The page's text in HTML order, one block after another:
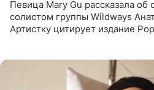
Певица Mary Gu рассказала
солистом группы Wildways
Артистку цитирует издание